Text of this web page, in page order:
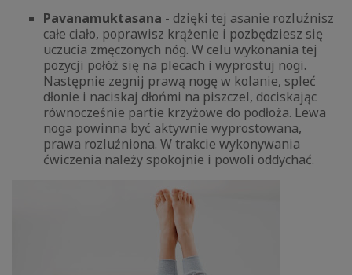
Pavanamuktasana - dzięki tej asanie rozluźnisz
całe ciało, poprawisz krążenie i pozbędziesz się
uczucia zmęczonych nóg. W celu wykonania tej
pozycji połóż się na plecach i wyprostuj nogi.
Następnie zegnij prawą nogę w kolanie, spleć
dłonie i naciskaj dłońmi na piszczel, dociskając
równocześnie partie krzyżowe do podłoża. Lewa
noga powinna być aktywnie wyprostowana,
prawa rozluźniona. W trakcie wykonywania
ćwiczenia należy spokojnie i powoli oddychać.